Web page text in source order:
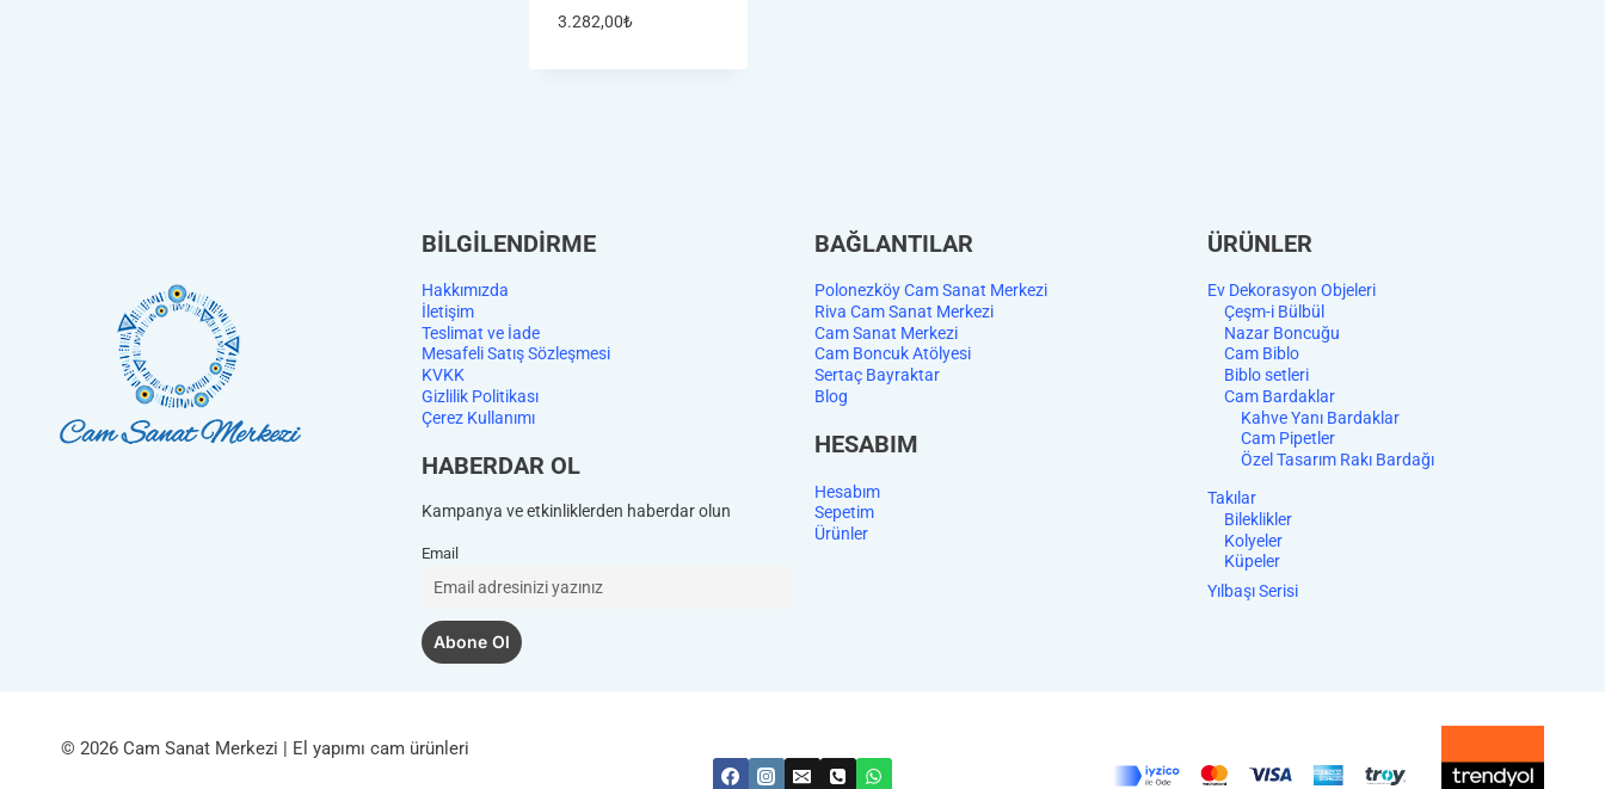
3.282,00₺
BİLGİLENDİRME
Hakkımızda
İletişim
Teslimat ve İade
Mesafeli Satış Sözleşmesi
KVKK
Gizlilik Politikası
Çerez Kullanımı
HABERDAR OL
Kampanya ve etkinliklerden haberdar olun
Email
BAĞLANTILAR
Polonezköy Cam Sanat Merkezi
Riva Cam Sanat Merkezi
Cam Sanat Merkezi
Cam Boncuk Atölyesi
Sertaç Bayraktar
Blog
HESABIM
Hesabım
Sepetim
Ürünler
ÜRÜNLER
Ev Dekorasyon Objeleri
Çeşm-i Bülbül
Nazar Boncuğu
Cam Biblo
Biblo setleri
Cam Bardaklar
Kahve Yanı Bardaklar
Cam Pipetler
Özel Tasarım Rakı Bardağı
Takılar
Bileklikler
Kolyeler
Küpeler
Yılbaşı Serisi
© 2026 Cam Sanat Merkezi | El yapımı cam ürünleri